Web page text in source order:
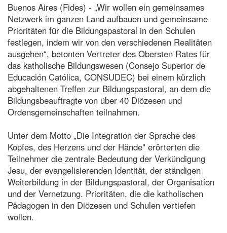
Buenos Aires (Fides) - „Wir wollen ein gemeinsames
Netzwerk im ganzen Land aufbauen und gemeinsame
Prioritäten für die Bildungspastoral in den Schulen
festlegen, indem wir von den verschiedenen Realitäten
ausgehen“, betonten Vertreter des Obersten Rates für
das katholische Bildungswesen (Consejo Superior de
Educación Católica, CONSUDEC) bei einem kürzlich
abgehaltenen Treffen zur Bildungspastoral, an dem die
Bildungsbeauftragte von über 40 Diözesen und
Ordensgemeinschaften teilnahmen.
Unter dem Motto „Die Integration der Sprache des
Kopfes, des Herzens und der Hände" erörterten die
Teilnehmer die zentrale Bedeutung der Verkündigung
Jesu, der evangelisierenden Identität, der ständigen
Weiterbildung in der Bildungspastoral, der Organisation
und der Vernetzung. Prioritäten, die die katholischen
Pädagogen in den Diözesen und Schulen vertiefen
wollen.